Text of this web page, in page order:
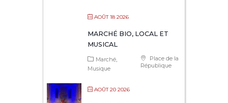
AOÛT 18 2026
MARCHÉ BIO, LOCAL ET
MUSICAL
Place de la
République
Marché
Musique
AOÛT 20 2026